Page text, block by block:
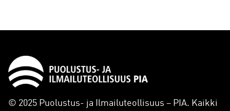
© 2025 Puolustus- ja Ilmailuteollisuus – PIA. Kaikki